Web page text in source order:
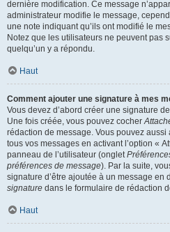
dernière modification. Ce message
administrateur modifie le message,
une note indiquant qu’ils ont modifié le
Notez que les utilisateurs ne peuvent pas
quelqu’un y a répondu.
Haut
Comment ajouter une signature à mes
Vous devez d’abord créer une signature
Une fois créée, vous pouvez cocher
rédaction de message. Vous pouvez
tous vos messages en activant l’option «
panneau de l’utilisateur (onglet
préférences de message). Par la suite,
signature d’être ajoutée à un message en
signature dans le formulaire de rédaction
Haut